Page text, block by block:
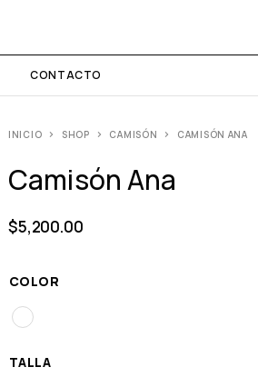
CONTACTO
INICIO SHOP CAMISÓN CAMISÓN ANA
Camisón Ana
$5,200.00
COLOR
TALLA